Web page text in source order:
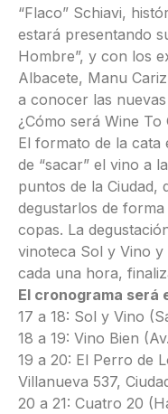
“Flaco” Schiavi,
estará presentando
Hombre”, y con los
Albacete, Manu
a conocer las
¿Cómo será Wine To
El formato de la cata
de “sacar” el vino a
puntos de la Ciudad,
degustarlos de
copas. La
vinoteca Sol y Vino
cada una hora,
El cronograma será
17 a 18: Sol y Vino
18 a 19: Vino Bien
19 a 20: El Perro de
Villanueva 537,
20 a 21: Cuatro 20